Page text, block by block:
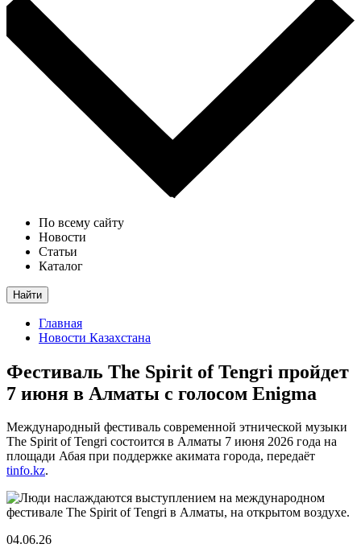
По всему сайту
Новости
Статьи
Каталог
Найти
Главная
Новости Казахстана
Фестиваль The Spirit of Tengri пройдет
7 июня в Алматы с голосом Enigma
Международный фестиваль современной этнической музыки
The Spirit of Tengri состоится в Алматы 7 июня 2026 года на
площади Абая при поддержке акимата города, передаёт
tinfo.kz.
04.06.26